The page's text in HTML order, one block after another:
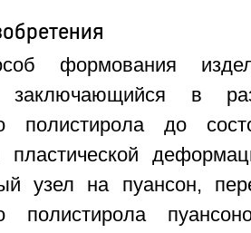
формования
заключающийся в
полистирола до
пластической
узел на пуансон,
полистирола